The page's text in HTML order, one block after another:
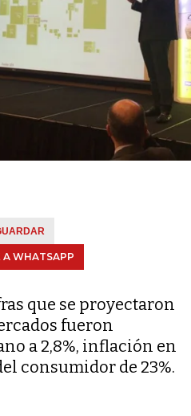
A WHATSAPP
que se proyectaron
fueron
a 2,8%, inflación en
consumidor de 23%.